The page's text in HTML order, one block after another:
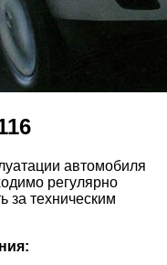
автомобиля
регулярно
за техническим